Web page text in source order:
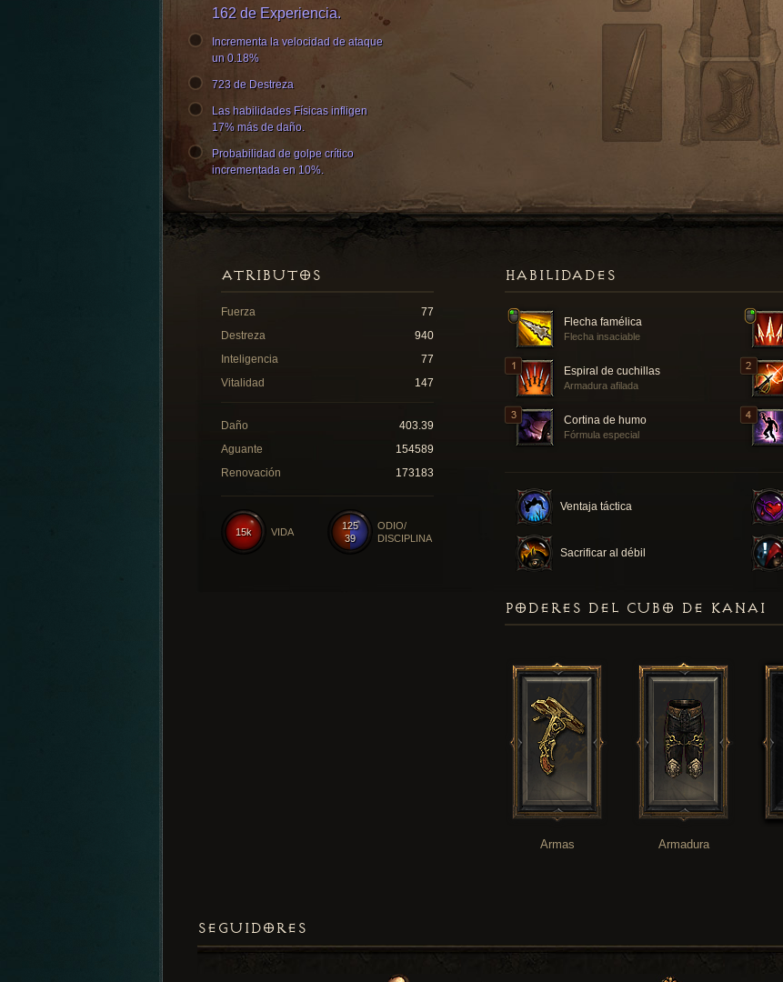
162 de Experiencia.
Incrementa la velocidad de ataque
un 0.18%
723 de Destreza
Las habilidades Físicas infligen
17% más de daño.
Probabilidad de golpe crítico
incrementada en 10%.
HABILIDADES
Flecha famélica
Flecha insaciable
Espiral de cuchillas
Armadura afilada
Cortina de humo
Fórmula especial
Ventaja táctica
Sacrificar al débil
ATRIBUTOS
Fuerza
77
Destreza
940
Inteligencia
77
Vitalidad
147
Daño
403.39
Aguante
154589
Renovación
173183
125
39
ODIO/
DISCIPLINA
15k VIDA
PODERES DEL CUBO DE KANAI
Armas Armadura
SEGUIDORES